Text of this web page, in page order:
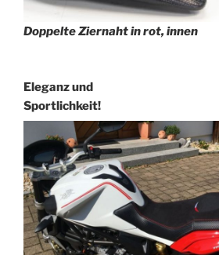
Doppelte Ziernaht in rot, innen
Eleganz und
Sportlichkeit!